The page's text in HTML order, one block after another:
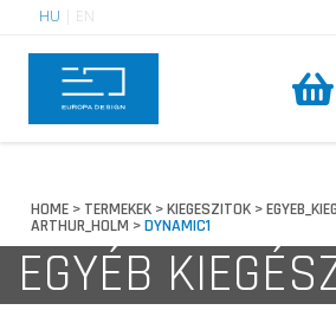
HU EN
HOME > TERMEKEK >KIEGESZITOK >
ARTHUR_HOLM >DYNAMIC1
EGYÉB